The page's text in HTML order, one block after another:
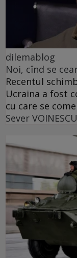
dilemablog
Noi, cînd se
Recentul
Ucraina a fost
cu care se
Sever VOINESCU